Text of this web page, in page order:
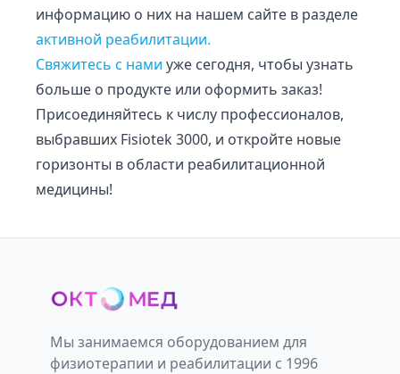
информацию о них на нашем сайте в разделе
активной реабилитации.
Свяжитесь с нами уже сегодня, чтобы узнать
больше о продукте или оформить заказ!
Присоединяйтесь к числу профессионалов,
выбравших Fisiotek 3000, и откройте новые
горизонты в области реабилитационной
медицины!
Мы занимаемся оборудованием для
физиотерапии и реабилитации с 1996